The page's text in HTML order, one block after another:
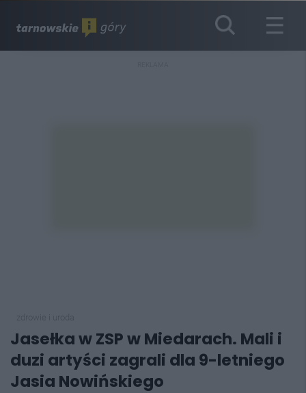
Jasełka w ZSP w Miedarach. Mali i
duzi artyści zagrali dla 9-letniego
Jasia Nowińskiego